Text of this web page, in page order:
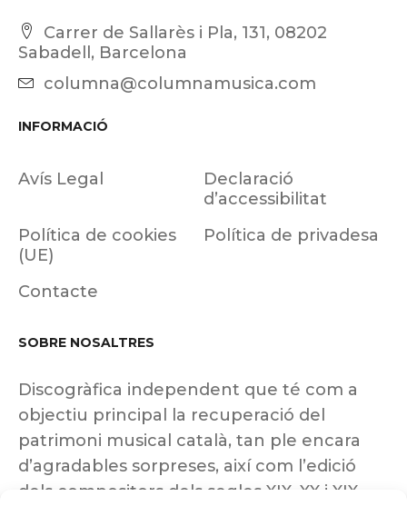
Carrer de Sallarès i Pla, 131, 08202
Sabadell, Barcelona
columna@columnamusica.com
INFORMACIÓ
Avís Legal
Declaració
d’accessibilitat
Política de cookies
(UE)
Política de privadesa
Contacte
SOBRE NOSALTRES
Discogràfica independent que té com a
objectiu principal la recuperació del
patrimoni musical català, tan ple encara
d’agradables sorpreses, així com l’edició
dels compositors dels segles XIX, XX i XIX